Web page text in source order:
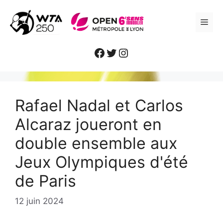
contenu
Facebook
Twitter
Instagram
Rafael Nadal et Carlos
Alcaraz joueront en
double ensemble aux
Jeux Olympiques d'été
de Paris
12 juin 2024